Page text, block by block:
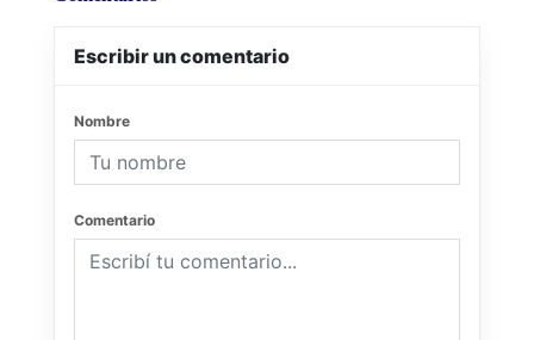
Escribir un comentario
Nombre
Comentario